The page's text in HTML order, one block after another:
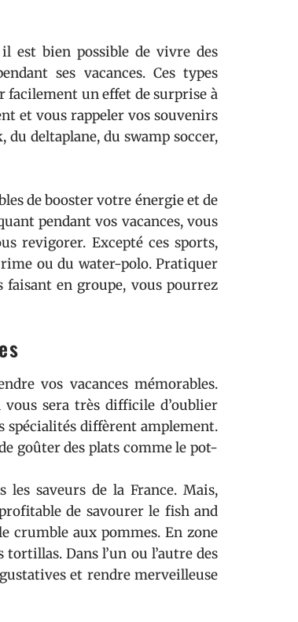
est bien possible de vivre des
ses vacances. Ces types
facilement un effet de surprise à
et vous rappeler vos souvenirs
deltaplane, du swamp soccer,
de booster votre énergie et de
pendant vos vacances, vous
revigorer. Excepté ces sports,
ou du water-polo. Pratiquer
faisant en groupe, vous pourrez
vos vacances mémorables.
sera très difficile d’oublier
spécialités diffèrent amplement.
goûter des plats comme le pot-
saveurs de la France. Mais,
de savourer le fish and
crumble aux pommes. En zone
tortillas. Dans l’un ou l’autre des
et rendre merveilleuse